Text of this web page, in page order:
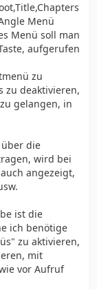
Menü
Menü soll man
aufgerufen
zu
zu deaktivieren,
gelangen, in
die
wird bei
angezeigt,
ist die
ich benötige
zu aktivieren,
mit
vor Aufruf